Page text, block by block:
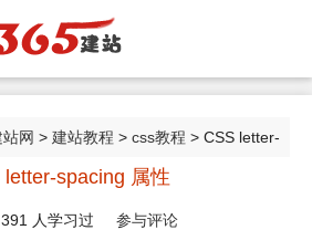
网 > 建站教程 > css教程 > CSS letter-
letter-spacing 属性
391 人学习过 参与评论